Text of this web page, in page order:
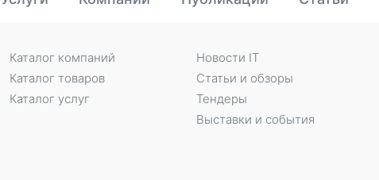
Каталог компаний
Каталог товаров
Каталог услуг
Новости IT
Статьи и обзоры
Тендеры
Выставки и события